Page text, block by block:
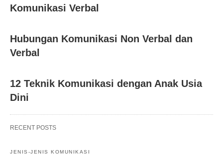
Komunikasi Verbal
Hubungan Komunikasi Non Verbal dan
Verbal
12 Teknik Komunikasi dengan Anak Usia
Dini
RECENT POSTS
JENIS-JENIS KOMUNIKASI